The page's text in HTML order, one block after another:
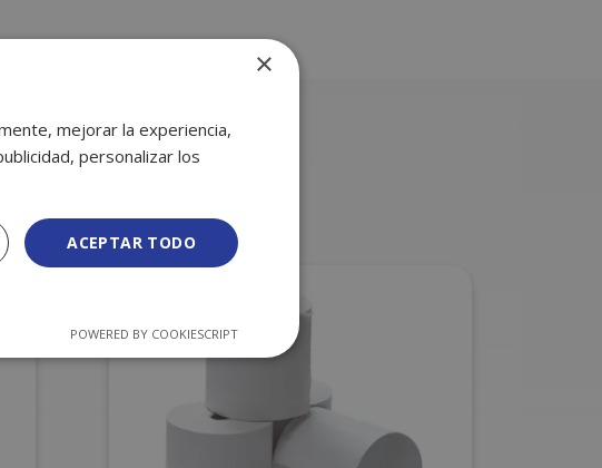
×
mejorar la experiencia,
personalizar los
ACEPTAR TODO
POWERED BY COOKIESCRIPT